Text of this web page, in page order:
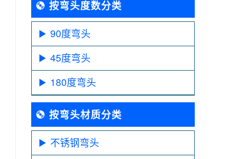
按弯头度数分类
90度弯头
45度弯头
180度弯头
按弯头材质分类
不锈钢弯头